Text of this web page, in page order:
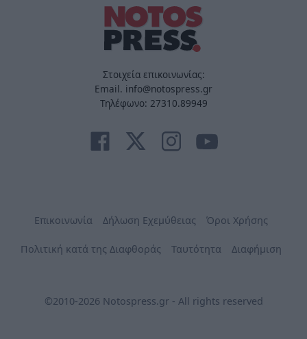
Στοιχεία επικοινωνίας:
Email. info@notospress.gr
Τηλέφωνο: 27310.89949
Επικοινωνία Δήλωση Εχεμύθειας Όροι Χρήσης
Πολιτική κατά της Διαφθοράς Ταυτότητα Διαφήμιση
©2010-2026 Notospress.gr - All rights reserved